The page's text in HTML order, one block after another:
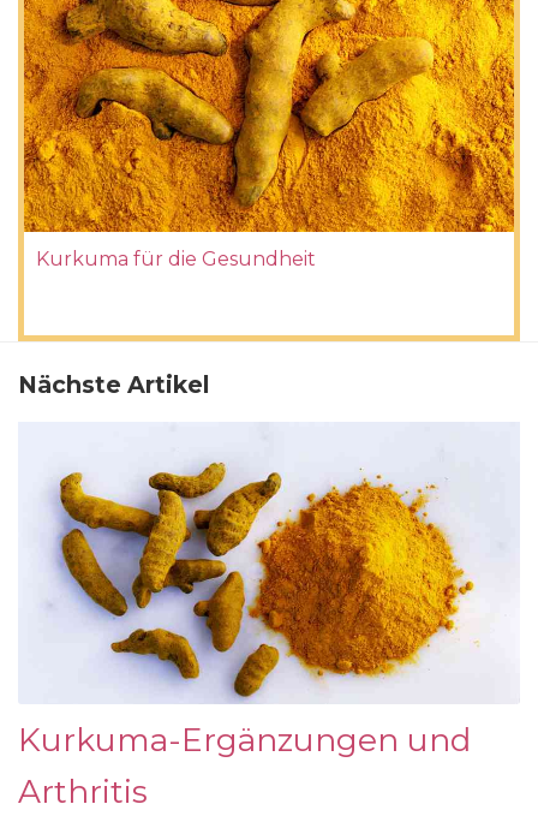
Kurkuma für die Gesundheit
Nächste Artikel
Kurkuma-Ergänzungen und
Arthritis